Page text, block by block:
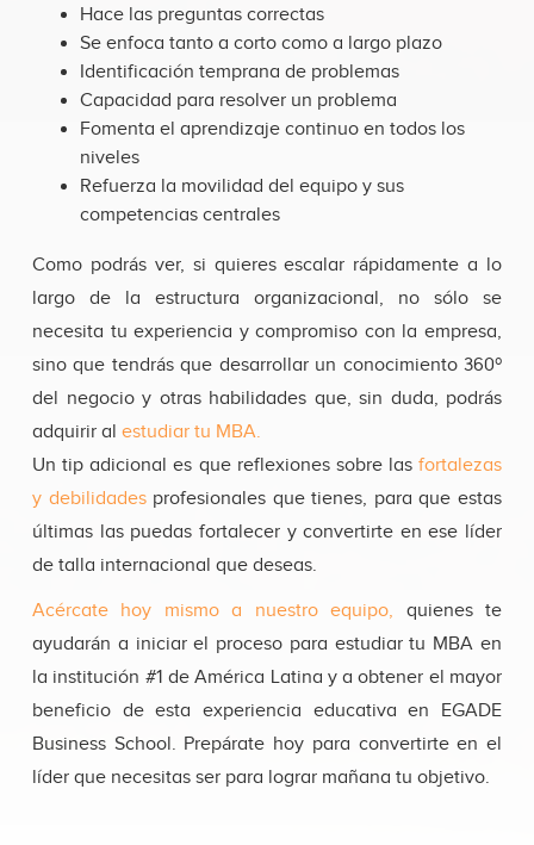
Hace las preguntas correctas
Se enfoca tanto a corto como a largo plazo
Identificación temprana de problemas
Capacidad para resolver un problema
Fomenta el aprendizaje continuo en todos los
niveles
Refuerza la movilidad del equipo y sus
competencias centrales
Como podrás ver, si quieres escalar rápidamente a lo
largo de la estructura organizacional, no sólo se
necesita tu experiencia y compromiso con la empresa,
sino que tendrás que desarrollar un conocimiento 360º
del negocio y otras habilidades que, sin duda, podrás
adquirir al estudiar tu MBA.
Un tip adicional es que reflexiones sobre las fortalezas
y debilidadesprofesionales que tienes, para que estas
últimas las puedas fortalecer y convertirte en ese líder
de talla internacional que deseas.
Acércate hoy mismo a nuestro equipo, quienes te
ayudarán a iniciar el proceso para estudiar tu MBA en
la institución #1 de América Latina y a obtener el mayor
beneficio de esta experiencia educativa en EGADE
Business School. Prepárate hoy para convertirte en el
líder que necesitas ser para lograr mañana tu objetivo.